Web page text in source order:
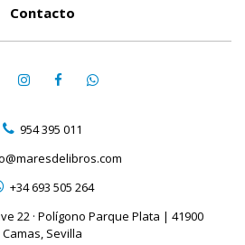
Contacto
954 395 011
+34 693 505 264
22 · Polígono Parque Plata | 41900
Camas, Sevilla